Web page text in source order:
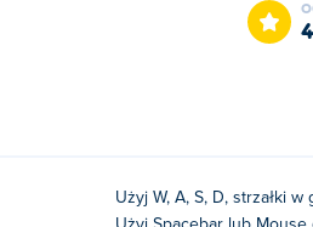
Użyj W, A, S, D, strzałki